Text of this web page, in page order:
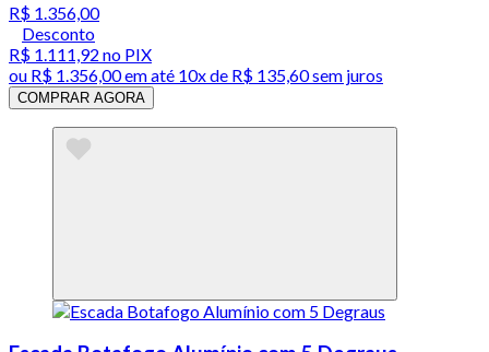
R$ 1.356,00
Desconto
R$ 1.111,92 no PIX
ou R$ 1.356,00em até 10x de R$ 135,60 sem juros
COMPRAR AGORA